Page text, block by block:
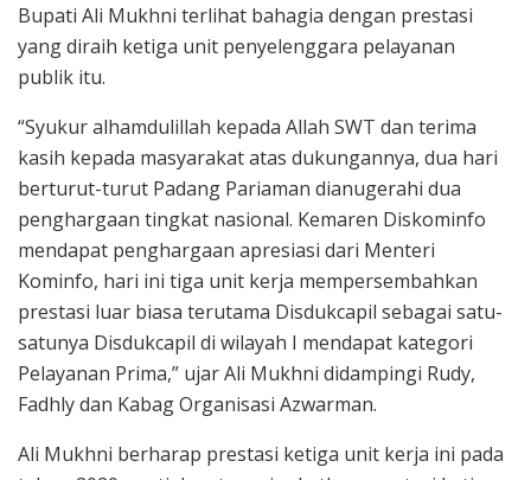
Bupati Ali Mukhni terlihat bahagia dengan prestasi
yang diraih ketiga unit penyelenggara pelayanan
publik itu.
“Syukur alhamdulillah kepada Allah SWT dan terima
kasih kepada masyarakat atas dukungannya, dua hari
berturut-turut Padang Pariaman dianugerahi dua
penghargaan tingkat nasional. Kemaren Diskominfo
mendapat penghargaan apresiasi dari Menteri
Kominfo, hari ini tiga unit kerja mempersembahkan
prestasi luar biasa terutama Disdukcapil sebagai satu-
satunya Disdukcapil di wilayah I mendapat kategori
Pelayanan Prima,” ujar Ali Mukhni didampingi Rudy,
Fadhly dan Kabag Organisasi Azwarman.
Ali Mukhni berharap prestasi ketiga unit kerja ini pada